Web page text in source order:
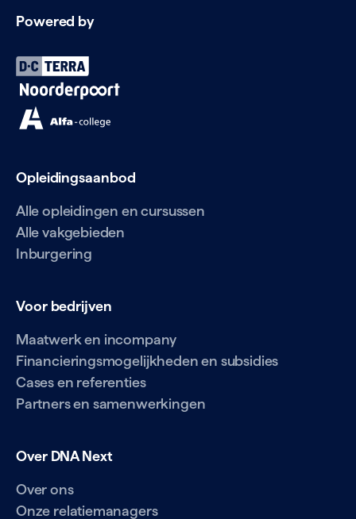
Powered by
Opleidingsaanbod
Alle opleidingen en cursussen
Alle vakgebieden
Inburgering
Voor bedrijven
Maatwerk en incompany
Financieringsmogelijkheden en subsidies
Cases en referenties
Partners en samenwerkingen
Over DNA Next
Over ons
Onze relatiemanagers